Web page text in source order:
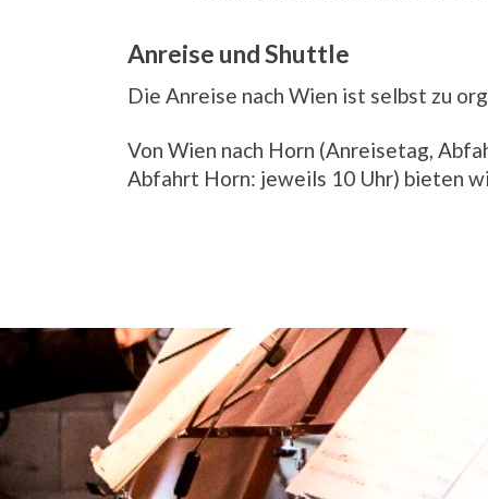
Anreise und Shuttle
Die Anreise nach Wien ist selbst zu
Von Wien nach Horn (Anreisetag,
Abfahrt Horn: jeweils 10 Uhr) bieten